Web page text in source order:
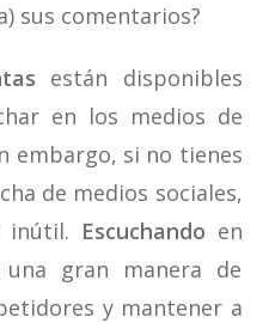
sus comentarios?
están disponibles
en los medios de
embargo, si no tienes
de medios sociales,
inútil. Escuchando en
gran manera de
y mantener a